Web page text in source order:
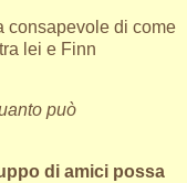
consapevole di come
lei e Finn
può
di amici possa